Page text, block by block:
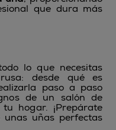
que dura más
lo que necesitas
desde qué es
paso a paso
de un salón de
hogar. ¡Prepárate
uñas perfectas